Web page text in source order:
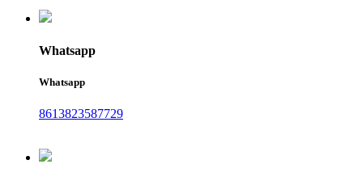
Whatsapp
Whatsapp
8613823587729